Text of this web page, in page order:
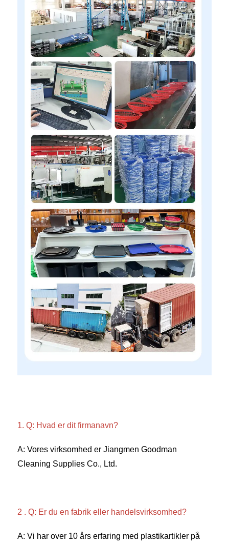
1. Q: Hvad er dit firmanavn?
A: Vores virksomhed er Jiangmen Goodman
Cleaning Supplies Co., Ltd.
2 . Q: Er du en fabrik eller handelsvirksomhed?
A: Vi har over 10 års erfaring med plastikartikler på